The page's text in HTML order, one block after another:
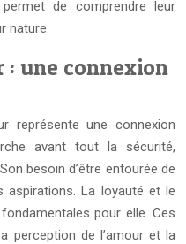
de comprendre leur
nature.
: une connexion
représente une connexion
avant tout la sécurité,
besoin d’être entourée de
aspirations. La loyauté et le
pour elle. Ces
perception de l’amour et la